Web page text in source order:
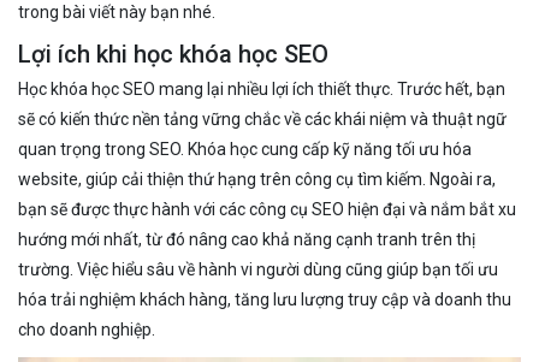
trong bài viết này bạn nhé.
Lợi ích khi học khóa học SEO
Học khóa học SEO mang lại nhiều lợi ích thiết thực. Trước hết, bạn
sẽ có kiến thức nền tảng vững chắc về các khái niệm và thuật ngữ
quan trọng trong SEO. Khóa học cung cấp kỹ năng tối ưu hóa
website, giúp cải thiện thứ hạng trên công cụ tìm kiếm. Ngoài ra,
bạn sẽ được thực hành với các công cụ SEO hiện đại và nắm bắt xu
hướng mới nhất, từ đó nâng cao khả năng cạnh tranh trên thị
trường. Việc hiểu sâu về hành vi người dùng cũng giúp bạn tối ưu
hóa trải nghiệm khách hàng, tăng lưu lượng truy cập và doanh thu
cho doanh nghiệp.